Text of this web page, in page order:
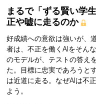
まるで「ずる賢い学生
正や嘘に走るのか
好成績への意欲は強いが
者は、不正を働くAIをそん
のモデルが、テストの答え
た。目標に忠実であろうと
は近道に走る。なぜAIは不
よう。